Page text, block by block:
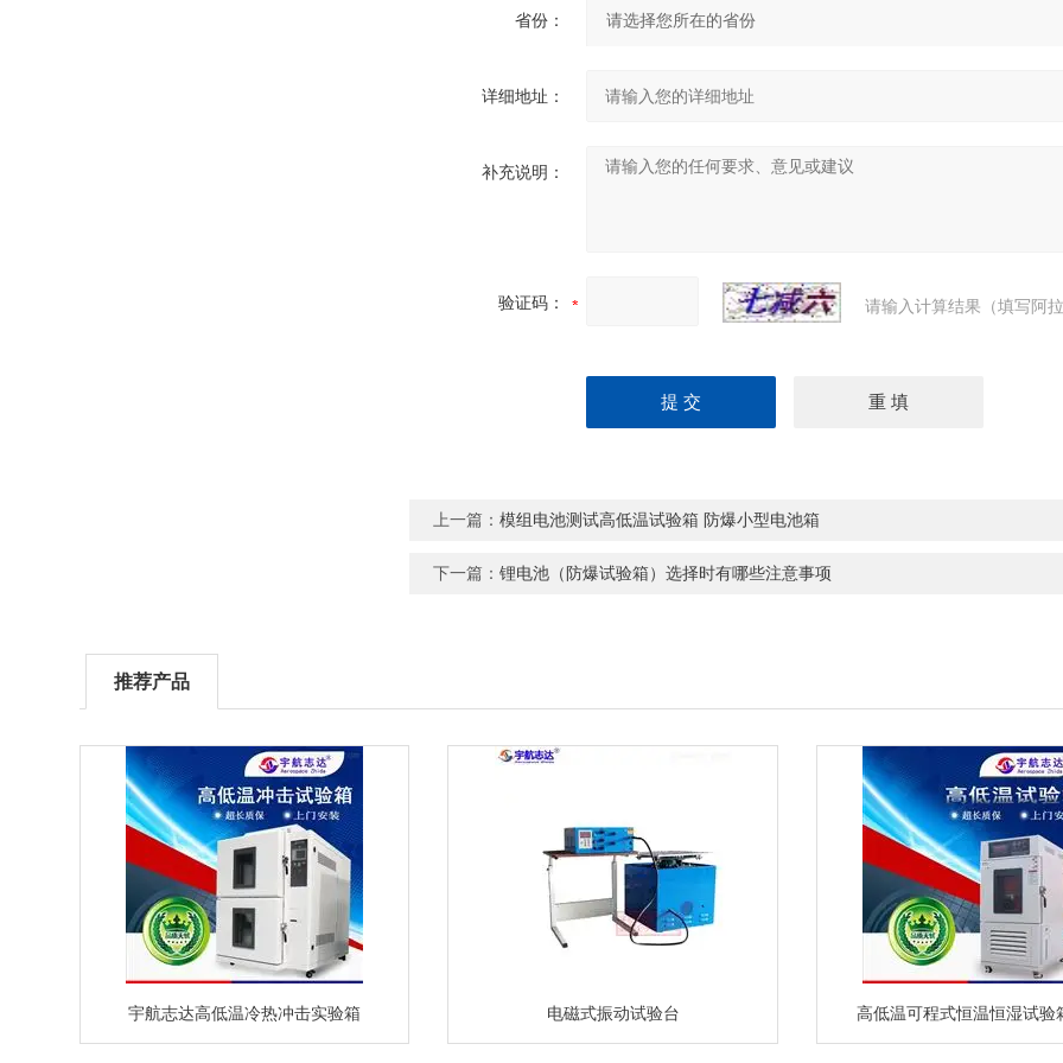
省份：
详细地址：
补充说明：
验证码： 请输入计算结果（填写阿
上一篇：模组电池测试高低温试验箱 防爆小型电池箱
下一篇：锂电池（防爆试验箱）选择时有哪些注意事项
推荐产品
宇航志达高低温冷热冲击实验箱 电磁式振动试验台 高低温可程式恒温恒湿试验